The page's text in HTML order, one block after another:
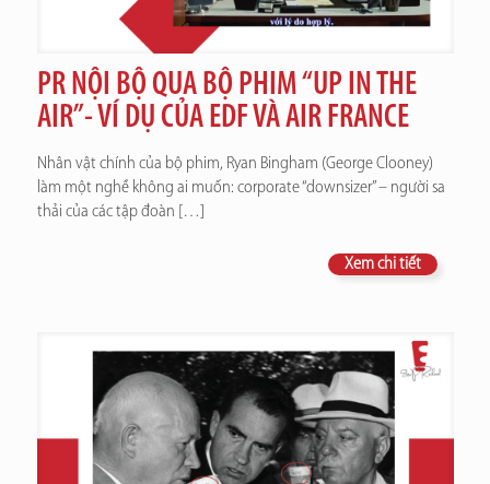
PR NỘI BỘ QUA BỘ PHIM “UP IN THE
AIR”- VÍ DỤ CỦA EDF VÀ AIR FRANCE
Nhân vật chính của bộ phim, Ryan Bingham (George Clooney)
làm một nghề không ai muốn: corporate “downsizer” – người sa
thải của các tập đoàn […]
Xem chi tiết